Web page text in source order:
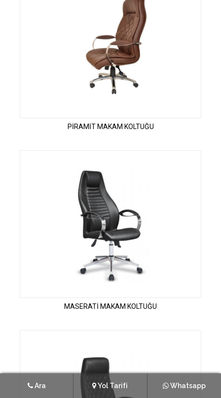
PİRAMİT MAKAM KOLTUĞU
MASERATİ MAKAM KOLTUĞU
Ara Yol Tarifi Whatsapp